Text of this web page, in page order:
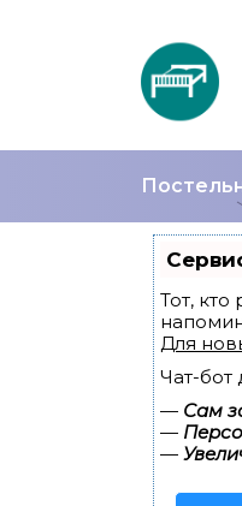
Тот,
Для
Чат-бот
— Сам
—
—